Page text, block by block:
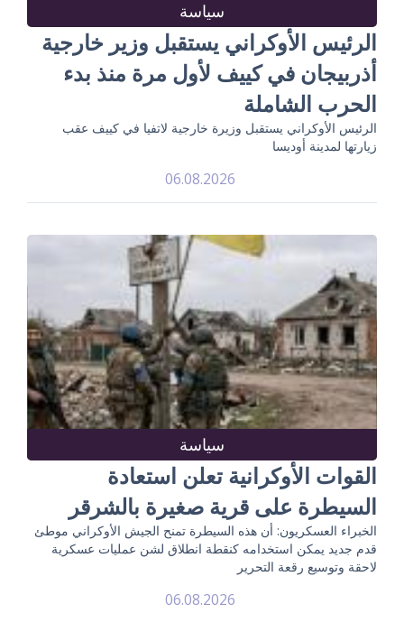
سياسة
الرئيس الأوكراني يستقبل وزير خارجية
أذربيجان في كييف لأول مرة منذ بدء
الحرب الشاملة
الرئيس الأوكراني يستقبل وزيرة خارجية لاتفيا في كييف عقب
زيارتها لمدينة أوديسا
06.08.2026
سياسة
القوات الأوكرانية تعلن استعادة
السيطرة على قرية صغيرة بالشرقر
الخبراء العسكريون: أن هذه السيطرة تمنح الجيش الأوكراني موطئ
قدم جديد يمكن استخدامه كنقطة انطلاق لشن عمليات عسكرية
لاحقة وتوسيع رقعة التحرير
06.08.2026